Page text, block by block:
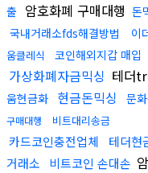
출 암호화폐 구매대행 돈
국내거래소fds해결방법
이
움클레식
코인해외지갑 매입
가상화폐자금믹싱 테더
움현금화 현금돈믹싱 문
구매대행
비트대리송금
카드코인충전업체 테더현
거래소
비트코인 손대손